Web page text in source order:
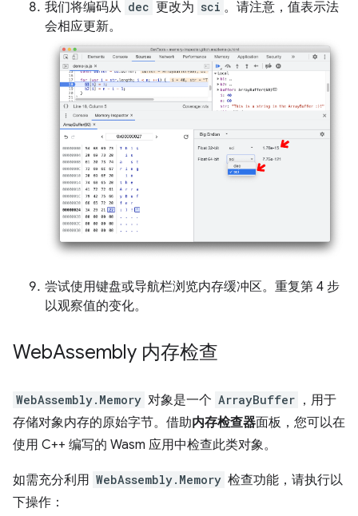
我们将编码从 dec 更改为 sci 。请注意，值表示法
会相应更新。
尝试使用键盘或导航栏浏览内存缓冲区。重复第 4 步
以观察值的变化。
WebAssembly 内存检查
WebAssembly.Memory 对象是一个 ArrayBuffer ，用于
存储对象内存的原始字节。借助内存检查器面板，您可以在
使用 C++ 编写的 Wasm 应用中检查此类对象。
如需充分利用 WebAssembly.Memory 检查功能，请执行以
下操作：